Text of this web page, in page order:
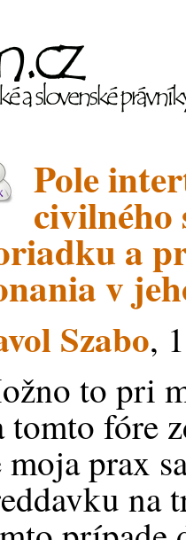
Pole
civilného
a
v
Szabo,
to pri
tomto fóre
moja prax
na